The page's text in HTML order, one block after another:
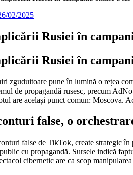
02/2025
Rusiei în
Rusiei în
zguduitoare pune în lumină o rețea
de propagandă rusesc, precum
are același punct comun: Moscova.
false, o
false de TikTok, create strategic
cu propagandă. Sursele indică
cibernetic are ca scop